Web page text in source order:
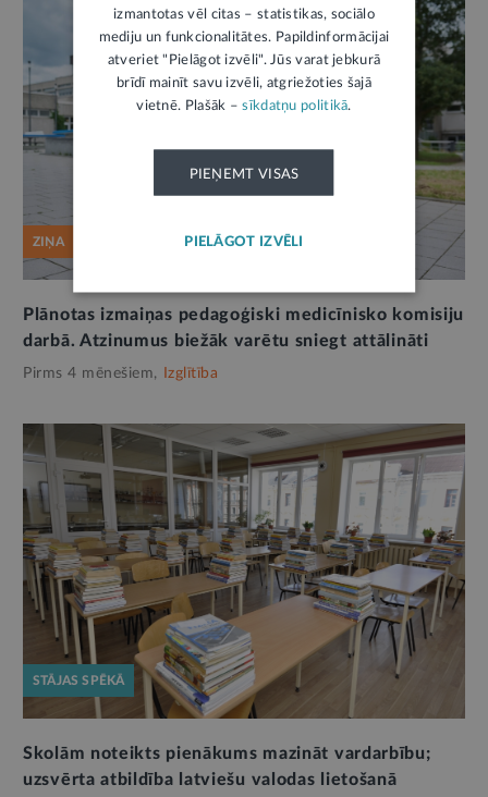
ZIŅA
Plānotas izmaiņas pedagoģiski medicīnisko komisiju
darbā. Atzinumus biežāk varētu sniegt attālināti
Pirms 4 mēnešiem, Izglītība
STĀJAS SPĒKĀ
Skolām noteikts pienākums mazināt vardarbību;
uzsvērta atbildība latviešu valodas lietošanā
izmantotas vēl citas – statistikas, sociālo
mediju un funkcionalitātes. Papildinformācijai
atveriet "Pielāgot izvēli". Jūs varat jebkurā
brīdī mainīt savu izvēli, atgriežoties šajā
vietnē. Plašāk –sīkdatņu politikā.
PIEŅEMT VISAS
PIELĀGOT IZVĒLI